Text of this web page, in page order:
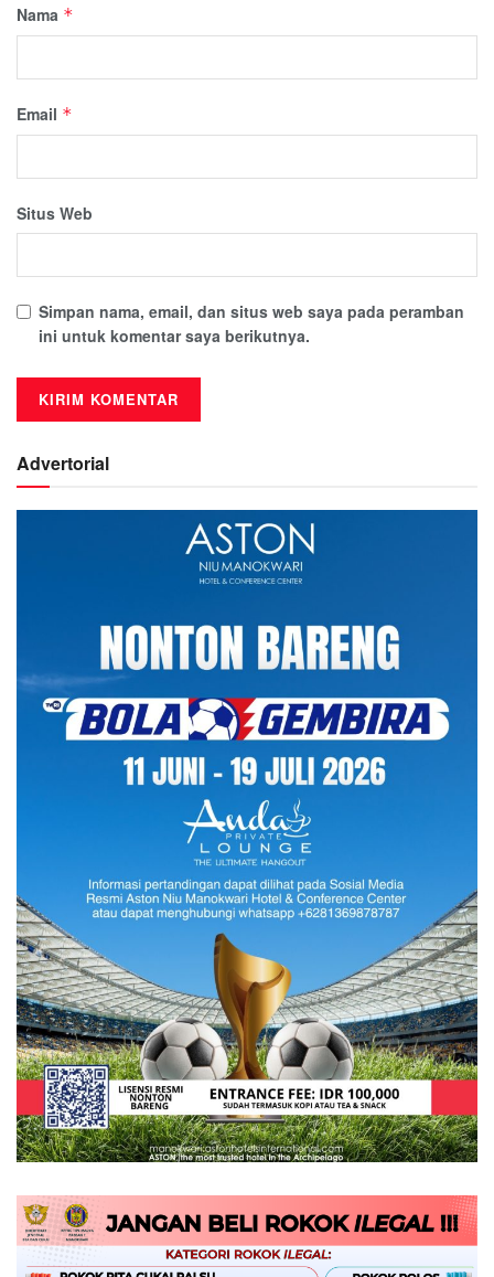
Nama *
Email *
Situs Web
Simpan nama, email, dan situs web saya pada peramban
ini untuk komentar saya berikutnya.
Advertorial